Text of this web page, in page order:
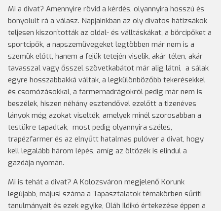
Mi a divat? Amennyire rövid a kérdés, olyannyira hosszú és
bonyolult rá a válasz. Napjainkban az oly divatos hátizsákok
teljesen kiszorították az oldal- és válltáskákat, a börcipőket a
sportcipők, a napszemüvegeket legtöbben már nem is a
szemük előtt, hanem a fejük tetején viselik, akár télen, akár
tavasszal vagy ősszel szövetkabátot már alig látni, a sálak
egyre hosszabbakká váltak, a legkülönbözőbb tekerésekkel
és csomózásokkal, a farmernadrágokról pedig már nem is
beszélek, hiszen néhány esztendővel ezelőtt a tizenéves
lányok még azokat viselték, amelyek minél szorosabban a
testükre tapadtak, most pedig olyannyira széles,
trapézfarmer és az elnyűtt hatalmas pulóver a divat, hogy
kell legalább három lépés, amíg az öltözék is elindul a
gazdája nyomán.
Mi is tehát a divat? A Kolozsváron megjelenő Korunk
legújabb, májusi száma a Tapasztalatok témakörben sűríti
tanulmányait és ezek egyike, Oláh Ildikó értekezése éppen a